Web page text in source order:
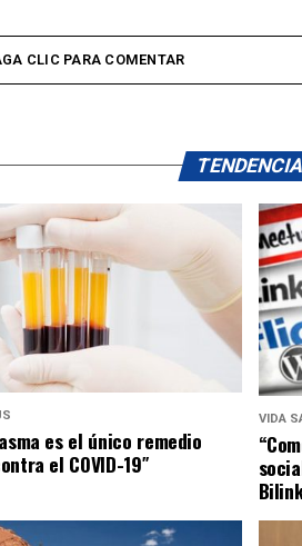
CLIC PARA COMENTAR
TENDENCIA
es el único remedio
el COVID-19″
VIDA